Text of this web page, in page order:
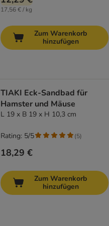
17,56 € / kg
Zum Warenkorb
hinzufügen
TIAKI Eck-Sandbad für
Hamster und Mäuse
L 19 x B 19 x H 10,3 cm
18,29 €
Rating: 5/5 (5)
Zum Warenkorb
hinzufügen